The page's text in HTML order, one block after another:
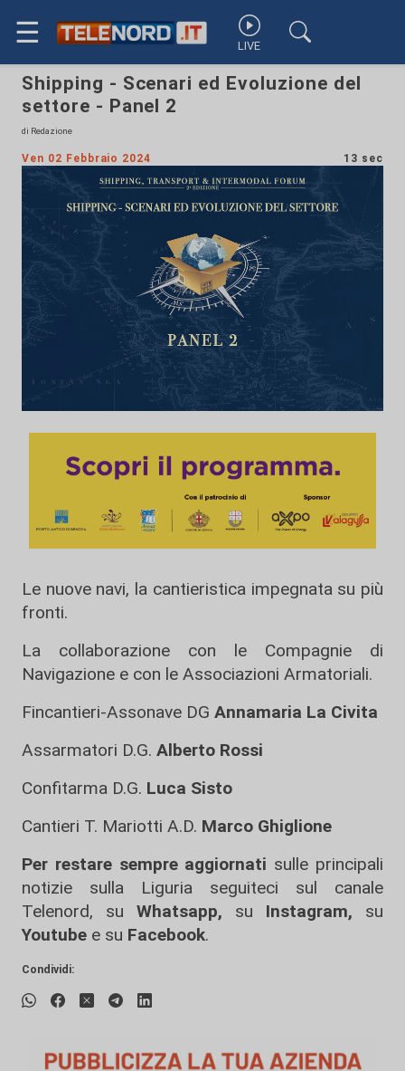
☰ LIVE
Shipping - Scenari ed Evoluzione del
settore - Panel 2
di Redazione
Ven 02 Febbraio 2024 13 sec
Le nuove navi, la cantieristica impegnata su più
fronti.
La collaborazione con le Compagnie di
Navigazione e con le Associazioni Armatoriali.
Fincantieri-Assonave DG Annamaria La Civita
Assarmatori D.G. Alberto Rossi
Confitarma D.G. Luca Sisto
Cantieri T. Mariotti A.D. Marco Ghiglione
Per restare sempre aggiornati sulle principali
notizie sulla Liguria seguiteci sul canale
Telenord, su
Whatsapp, su Instagram, su
Youtube e su Facebook.
Condividi: